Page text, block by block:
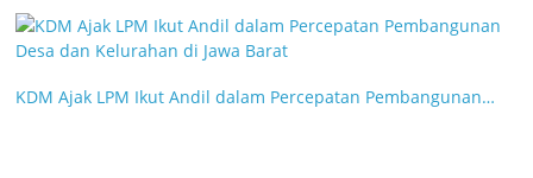
KDM Ajak LPM Ikut Andil dalam Percepatan Pembangunan…